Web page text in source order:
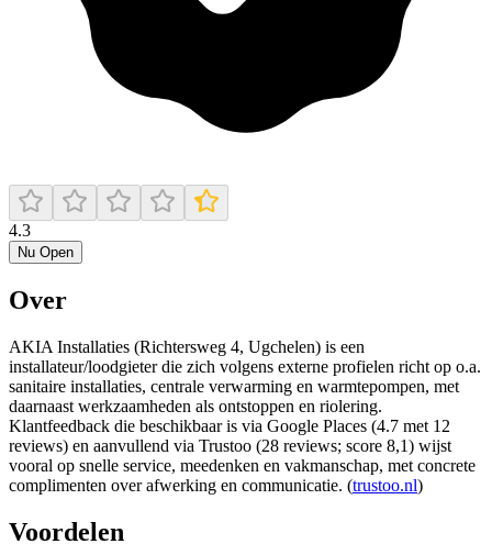
4.3
Nu Open
Over
AKIA Installaties (Richtersweg 4, Ugchelen) is een
installateur/loodgieter die zich volgens externe profielen richt op o.a.
sanitaire installaties, centrale verwarming en warmtepompen, met
daarnaast werkzaamheden als ontstoppen en riolering.
Klantfeedback die beschikbaar is via Google Places (4.7 met 12
reviews) en aanvullend via Trustoo (28 reviews; score 8,1) wijst
vooral op snelle service, meedenken en vakmanschap, met concrete
complimenten over afwerking en communicatie. (trustoo.nl)
Voordelen